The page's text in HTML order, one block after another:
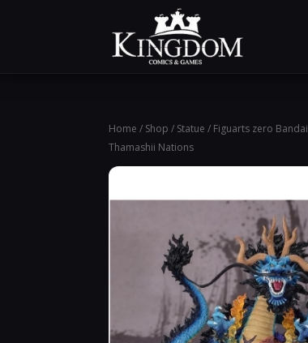
Home / Shop / Statue / Figuarts zero Bandai
Thamashii Nations